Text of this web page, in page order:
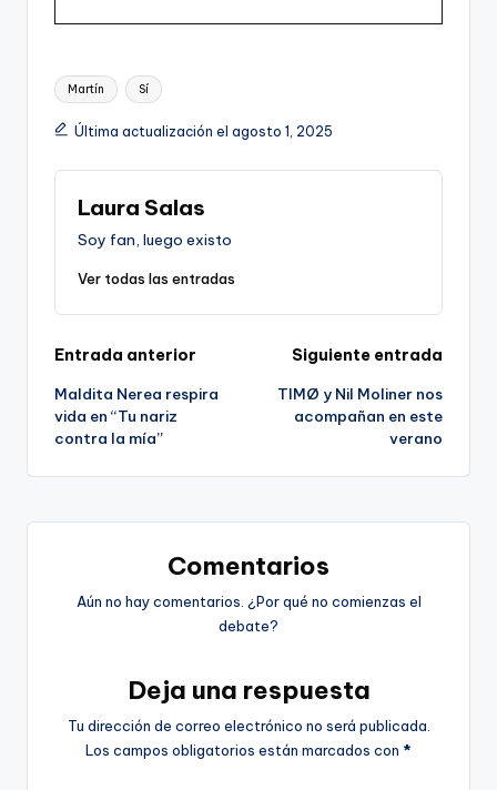
Etiquetas:
Martín Sí
Última actualización el agosto 1, 2025
Laura Salas
Soy fan, luego existo
Ver todas las entradas
Navegación
de
entradas
Entrada anterior
Maldita Nerea respira
vida en “Tu nariz
contra la mía”
Siguiente entrada
TIMØ y Nil Moliner nos
acompañan en este
verano
Comentarios
Aún no hay comentarios. ¿Por qué no comienzas el
debate?
Deja una respuesta
Tu dirección de correo electrónico no será publicada.
Los campos obligatorios están marcados con *